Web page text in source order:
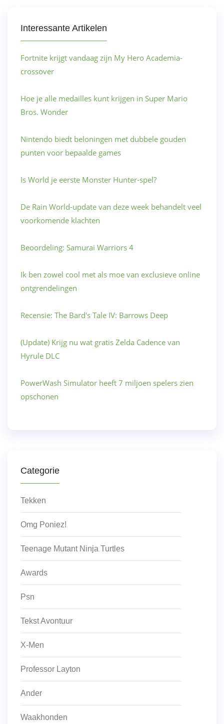
Interessante Artikelen
Fortnite krijgt vandaag zijn My Hero Academia-
crossover
Hoe je alle medailles kunt krijgen in Super Mario
Bros. Wonder
Nintendo biedt beloningen met dubbele gouden
punten voor bepaalde games
Is World je eerste Monster Hunter-spel?
De Rain World-update van deze week behandelt veel
voorkomende klachten
Beoordeling: Samurai Warriors 4
Ik ben zowel cool met als moe van exclusieve online
ontgrendelingen
Recensie: The Bard's Tale IV: Barrows Deep
(Update) Krijg nu wat gratis Zelda Cadence van
Hyrule DLC
PowerWash Simulator heeft 7 miljoen spelers zien
opschonen
Categorie
Tekken
Omg Poniez!
Teenage Mutant Ninja Turtles
Awards
Psn
Tekst Avontuur
X-Men
Professor Layton
Ander
Waakhonden